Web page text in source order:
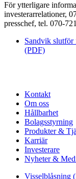
För ytterligare
investerarrelationer,
presschef, tel. 070-
Sandvik
(PDF)
Kontakt
Om oss
Hållbarhet
Bolagsstyrning
Produkter &
Karriär
Investerare
Nyheter &
Visselblåsning